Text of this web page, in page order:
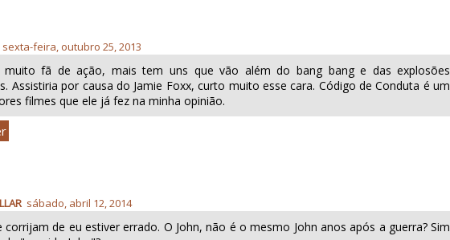
sexta-feira, outubro 25, 2013
fã de ação, mais tem uns que vão além do bang bang e das explosões
Assistiria por causa do Jamie Foxx, curto muito esse cara. Código de Conduta é um
filmes que ele já fez na minha opinião.
sábado, abril 12, 2014
corrijam de eu estiver errado. O John, não é o mesmo John anos após a guerra? Sim